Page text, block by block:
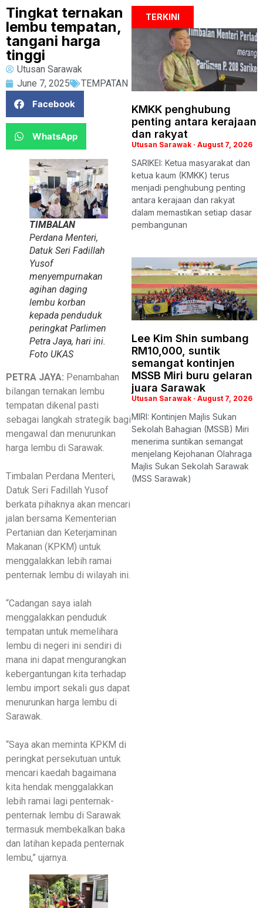
Tingkat ternakan
lembu tempatan,
tangani harga
tinggi
Utusan Sarawak
June 7, 2025
TEMPATAN
Facebook
WhatsApp
TIMBALAN
Perdana Menteri,
Datuk Seri Fadillah
Yusof
menyempurnakan
agihan daging
lembu korban
kepada penduduk
peringkat Parlimen
Petra Jaya, hari ini.
Foto UKAS
PETRA JAYA: Penambahan
bilangan ternakan lembu
tempatan dikenal pasti
sebagai langkah strategik bagi
mengawal dan menurunkan
harga lembu di Sarawak.
Timbalan Perdana Menteri,
Datuk Seri Fadillah Yusof
berkata pihaknya akan mencari
jalan bersama Kementerian
Pertanian dan Keterjaminan
Makanan (KPKM) untuk
menggalakkan lebih ramai
penternak lembu di wilayah ini.
“Cadangan saya ialah
menggalakkan penduduk
tempatan untuk memelihara
lembu di negeri ini sendiri di
mana ini dapat mengurangkan
kebergantungan kita terhadap
lembu import sekali gus dapat
menurunkan harga lembu di
Sarawak.
“Saya akan meminta KPKM di
peringkat persekutuan untuk
mencari kaedah bagaimana
kita hendak menggalakkan
lebih ramai lagi penternak-
penternak lembu di Sarawak
termasuk membekalkan baka
dan latihan kepada penternak
lembu,” ujarnya.
TERKINI
KMKK penghubung
penting antara kerajaan
dan rakyat
Utusan Sarawak August 7, 2026
SARIKEI: Ketua masyarakat dan
ketua kaum (KMKK) terus
menjadi penghubung penting
antara kerajaan dan rakyat
dalam memastikan setiap dasar
pembangunan
Lee Kim Shin sumbang
RM10,000, suntik
semangat kontinjen
MSSB Miri buru gelaran
juara Sarawak
Utusan Sarawak August 7, 2026
MIRI: Kontinjen Majlis Sukan
Sekolah Bahagian (MSSB) Miri
menerima suntikan semangat
menjelang Kejohanan Olahraga
Majlis Sukan Sekolah Sarawak
(MSS Sarawak)